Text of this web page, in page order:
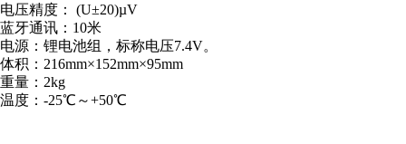
电压精度： (U±20)µV
蓝牙通讯：10米
电源：锂电池组，标称电压7.4V。
体积：216mm×152mm×95mm
重量：2kg
温度：-25℃～+50℃